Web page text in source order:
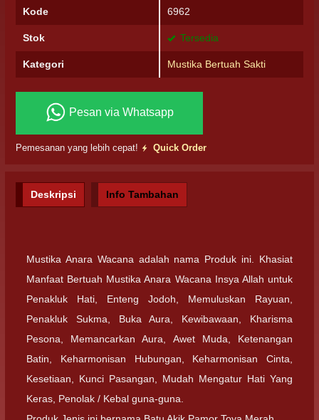
Kode 6962
Stok Tersedia
Kategori Mustika Bertuah Sakti
Pesan via Whatsapp
Pemesanan yang lebih cepat! Quick Order
Deskripsi Info Tambahan
Mustika Anara Wacana adalah nama Produk ini. Khasiat
Manfaat Bertuah Mustika Anara Wacana Insya Allah untuk
Penakluk Hati, Enteng Jodoh, Memuluskan Rayuan,
Penakluk Sukma, Buka Aura, Kewibawaan, Kharisma
Pesona, Memancarkan Aura, Awet Muda, Ketenangan
Batin, Keharmonisan Hubungan, Keharmonisan Cinta,
Kesetiaan, Kunci Pasangan, Mudah Mengatur Hati Yang
Keras, Penolak / Kebal guna-guna.